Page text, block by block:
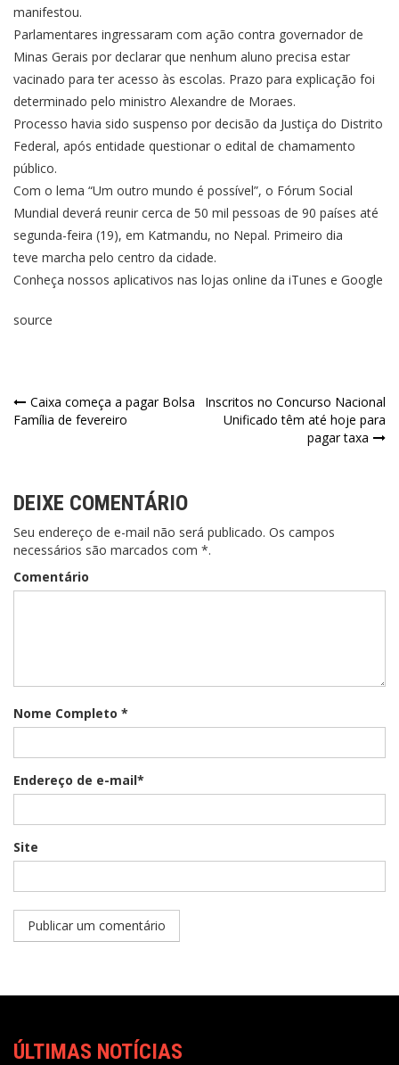
manifestou.
Parlamentares ingressaram com ação contra governador de
Minas Gerais por declarar que nenhum aluno precisa estar
vacinado para ter acesso às escolas. Prazo para explicação foi
determinado pelo ministro Alexandre de Moraes.
Processo havia sido suspenso por decisão da Justiça do Distrito
Federal, após entidade questionar o edital de chamamento
público.
Com o lema “Um outro mundo é possível”, o Fórum Social
Mundial deverá reunir cerca de 50 mil pessoas de 90 países até
segunda-feira (19), em Katmandu, no Nepal. Primeiro dia
teve marcha pelo centro da cidade.
Conheça nossos aplicativos nas lojas online da iTunes e Google
source
Caixa começa a pagar Bolsa
Família de fevereiro
Inscritos no Concurso Nacional
Unificado têm até hoje para
pagar taxa
DEIXE COMENTÁRIO
Seu endereço de e-mail não será publicado. Os campos
necessários são marcados com *.
Comentário
Nome Completo *
Endereço de e-mail*
Site
ÚLTIMAS NOTÍCIAS